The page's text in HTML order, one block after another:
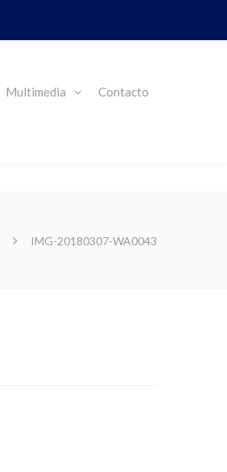
Multimedia Contacto
IMG-20180307-WA0043